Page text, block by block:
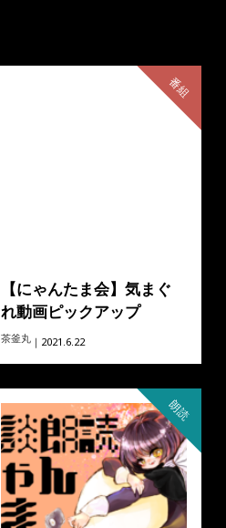
番組
【にゃんたま会】気まぐ
れ動画ピックアップ
茶釜丸｜2021.6.22
朗読